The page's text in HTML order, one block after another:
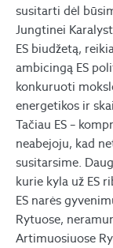
susitarti dėl
Jungtinei
ES biudžetą,
ambicingą ES
konkuruoti
energetikos ir
Tačiau ES –
neabejoju, kad
susitarsime.
kurie kyla už ES
ES narės
Rytuose,
Artimuosiuose